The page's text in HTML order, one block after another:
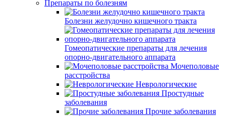
Препараты по болезням
Болезни желудочно кишечного тракта
Гомеопатические препараты для лечения
опорно-двигательного аппарата
Мочеполовые
расстройства
Неврологические
Простудные
заболевания
Прочие заболевания